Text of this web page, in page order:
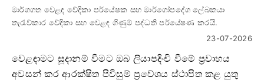
මාර්ගගත වෙළඳ වේදිකා පර්යේෂක සහ මාර්ගෝපදේශ ලේඛකයා
තැරැව්කාර වේදිකා සහ වෙළඳ ගිණුම් පද්ධති පර්යේෂණ කරයි.
23-07-2026
වෙළඳාමට සූදානම් වීමට ඔබ ලියාපදිංචි වීමේ ප්‍රවාහය
අවසන් කර ආරක්ෂිත පිවිසුම් ප්‍රවේශය ස්ථාපිත කළ යුතු